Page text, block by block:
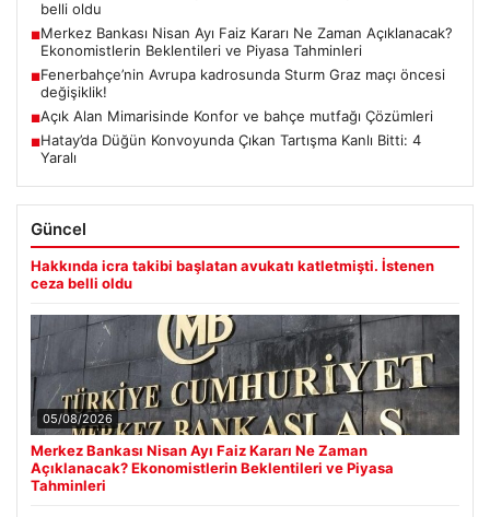
belli oldu
■Merkez Bankası Nisan Ayı Faiz Kararı Ne Zaman Açıklanacak?
Ekonomistlerin Beklentileri ve Piyasa Tahminleri
■Fenerbahçe’nin Avrupa kadrosunda Sturm Graz maçı öncesi
değişiklik!
■Açık Alan Mimarisinde Konfor ve bahçe mutfağı Çözümleri
■Hatay’da Düğün Konvoyunda Çıkan Tartışma Kanlı Bitti: 4
Yaralı
Güncel
Hakkında icra takibi başlatan avukatı katletmişti. İstenen
ceza belli oldu
05/08/2026
Merkez Bankası Nisan Ayı Faiz Kararı Ne Zaman
Açıklanacak? Ekonomistlerin Beklentileri ve Piyasa
Tahminleri